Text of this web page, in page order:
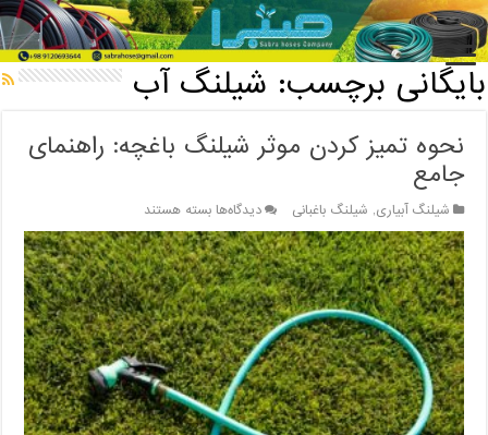
خانه / بایگانی برچسب: شیلنگ آب
بایگانی برچسب: شیلنگ آب
نحوه تمیز کردن موثر شیلنگ باغچه: راهنمای
جامع
شیلنگ آبیاری, شیلنگ باغبانی دیدگاه‌هابرای
نحوه
تمیز
کردن
موثر
شیلنگ
باغچه:
راهنمای
جامع
بسته هستند